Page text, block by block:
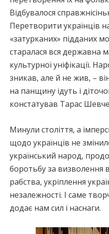
Відбувалося
Перетворити українців
«затурканих» підданих
старалася вся державна
культурної уніфікації.
зникав, але й не жив, –
на панщину ідуть і
констатував Тарас
Минули століття, а
щодо українців не
український народ,
боротьбу за визволення
рабства, укріплення
незалежності. І саме
додає нам сил і наснаги.